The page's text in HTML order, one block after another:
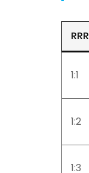
RRR
1:1
1:2
1:3